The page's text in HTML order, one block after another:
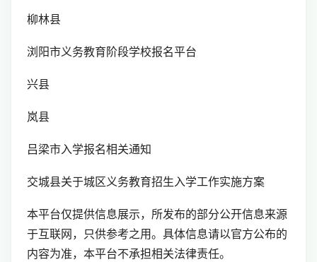
柳林县
浏阳市义务教育阶段学校报名平台
兴县
岚县
吕梁市入学报名相关通知
交城县关于城区义务教育招生入学工作实施方案
本平台仅提供信息展示，所发布的部分公开信息来源
于互联网，只供参考之用。具体信息请以官方公布的
内容为准，本平台不承担相关法律责任。